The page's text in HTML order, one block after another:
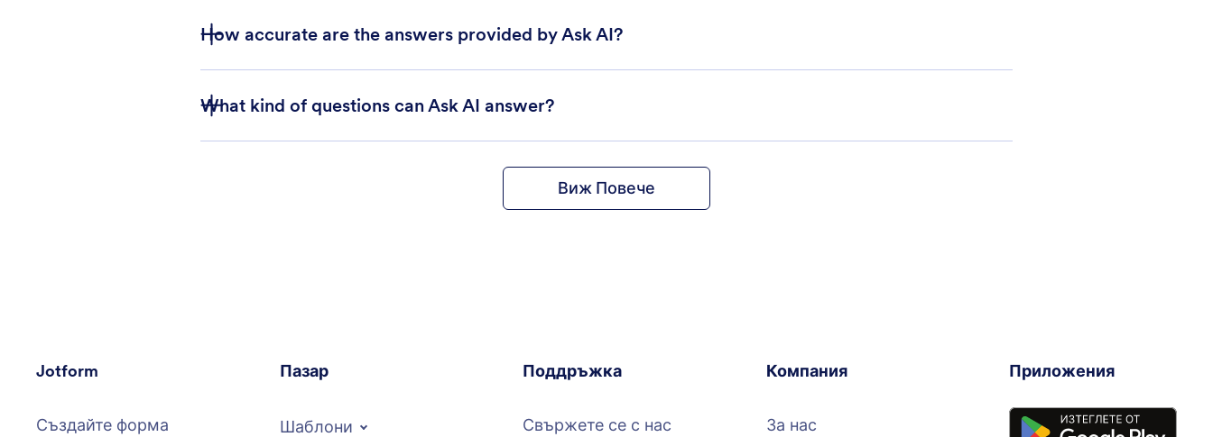
How accurate are the answers provided by Ask AI?
What kind of questions can Ask AI answer?
Виж Повече
Jotform
Създайте форма
Пазар
Шаблони
Поддръжка
Свържете се с нас
Компания
За нас
Приложения